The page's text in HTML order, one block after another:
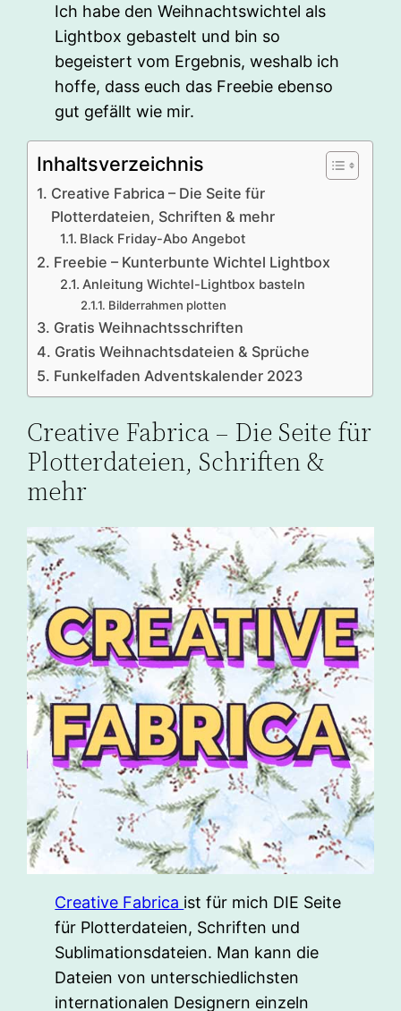
Ich habe den Weihnachtswichtel als
Lightbox gebastelt und bin so
begeistert vom Ergebnis, weshalb ich
hoffe, dass euch das Freebie ebenso
gut gefällt wie mir.
Inhaltsverzeichnis
Creative Fabrica – Die Seite für
Plotterdateien, Schriften & mehr
Black Friday-Abo Angebot
Freebie – Kunterbunte Wichtel Lightbox
Anleitung Wichtel-Lightbox basteln
Bilderrahmen plotten
Gratis Weihnachtsschriften
Gratis Weihnachtsdateien & Sprüche
Funkelfaden Adventskalender 2023
Creative Fabrica – Die Seite für
Plotterdateien, Schriften &
mehr
Creative Fabrica ist für mich DIE Seite
für Plotterdateien, Schriften und
Sublimationsdateien. Man kann die
Dateien von unterschiedlichsten
internationalen Designern einzeln